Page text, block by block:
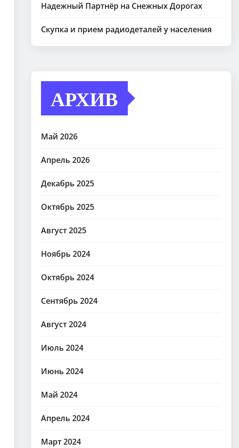
Надежный Партнёр на Снежных Дорогах
Скупка и прием радиодеталей у населения
АРХИВ
Май 2026
Апрель 2026
Декабрь 2025
Октябрь 2025
Август 2025
Ноябрь 2024
Октябрь 2024
Сентябрь 2024
Август 2024
Июль 2024
Июнь 2024
Май 2024
Апрель 2024
Март 2024